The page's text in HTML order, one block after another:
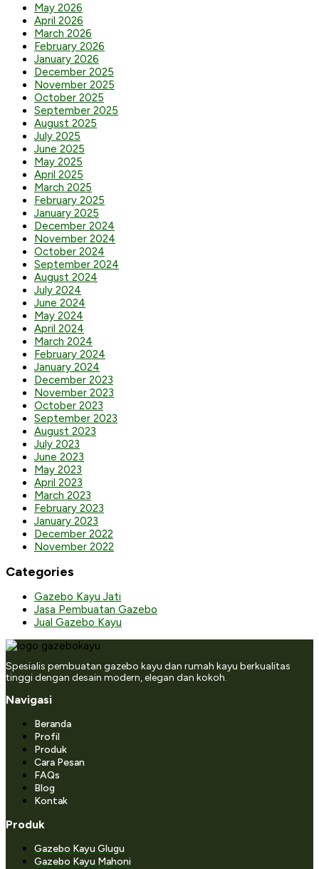
May 2026
April 2026
March 2026
February 2026
January 2026
December 2025
November 2025
October 2025
September 2025
August 2025
July 2025
June 2025
May 2025
April 2025
March 2025
February 2025
January 2025
December 2024
November 2024
October 2024
September 2024
August 2024
July 2024
June 2024
May 2024
April 2024
March 2024
February 2024
January 2024
December 2023
November 2023
October 2023
September 2023
August 2023
July 2023
June 2023
May 2023
April 2023
March 2023
February 2023
January 2023
December 2022
November 2022
Categories
Gazebo Kayu Jati
Jasa Pembuatan Gazebo
Jual Gazebo Kayu
Spesialis pembuatan gazebo kayu dan rumah kayu berkualitas
tinggi dengan desain modern, elegan dan kokoh.
Navigasi
Beranda
Profil
Produk
Cara Pesan
FAQs
Blog
Kontak
Produk
Gazebo Kayu Glugu
Gazebo Kayu Mahoni